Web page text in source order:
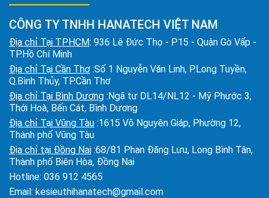
CÔNG TY TNHH HANATECH VIỆT NAM
Địa chỉ Tại TPHCM: 936 Lê Đức Thọ - P15 - Quận Gò Vấp -
TP.Hồ Chí Minh
Địa chỉ Tại Cần Thơ :Số 1 Nguyễn Văn Linh, P.Long Tuyền,
Q.Bình Thủy, TP.Cần Thơ
Địa chỉ Tại Bình Dương :Ngã tư DL14/NL12 - Mỹ Phước 3,
Thới Hoà, Bến Cát, Bình Dương
Địa chỉ Tại Vũng Tàu :1615 Võ Nguyên Giáp, Phường 12,
Thành phố Vũng Tàu
Địa chỉ tại Đồng Nai :68/81 Phan Đăng Lưu, Long Bình Tân,
Thành phố Biên Hòa, Đồng Nai
Hotline: 036 912 4565
Email: kesieuthihanatech@gmail.com